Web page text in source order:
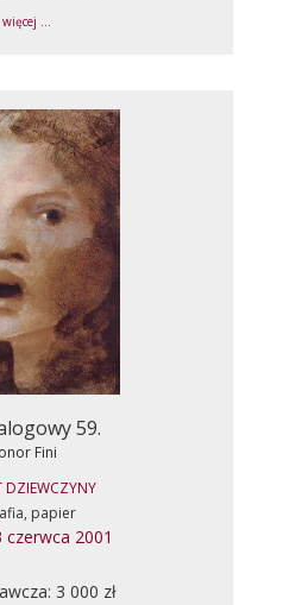
więcej ...
59.
Fini
DZIEWCZYNY
papier
czerwca 2001
3 000 zł